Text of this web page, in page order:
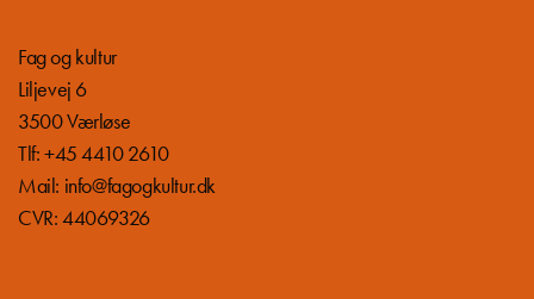
Fag og kultur
Liljevej 6
3500 Værløse
Tlf: +45 4410 2610
Mail: info@fagogkultur.dk
CVR: 44069326